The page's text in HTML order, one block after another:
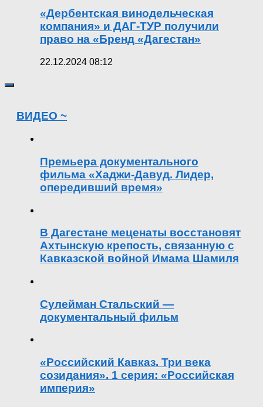
«Дербентская винодельческая
компания» и ДАГ-ТУР получили
право на «Бренд «Дагестан»
22.12.2024 08:12
ВИДЕО ~
Премьера документального
фильма «Хаджи-Давуд. Лидер,
опередивший время»
В Дагестане меценаты восстановят
Ахтынскую крепость, связанную с
Кавказской войной Имама Шамиля
Сулейман Стальский —
документальный фильм
«Российский Кавказ. Три века
созидания». 1 серия: «Российская
империя»